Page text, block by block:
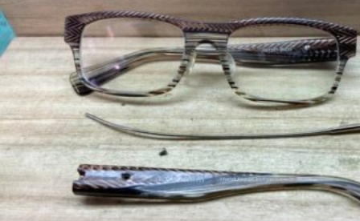
CHANELセルテンプル折れ修理
依頼品
メガネ修理 GUCCIメガネ修理
依頼品